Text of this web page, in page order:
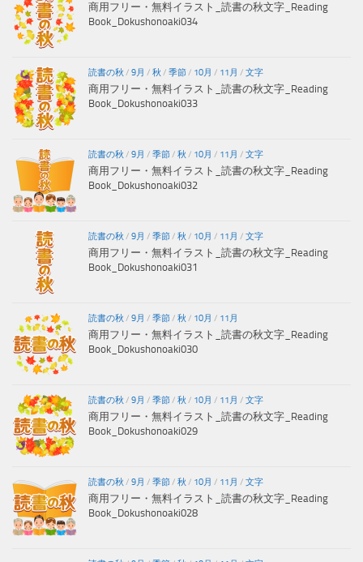
商用フリー・無料イラスト_読書の秋文字_Reading
Book_Dokushonoaki034
読書の秋 / 9月 / 秋 / 季節/ 10月 / 11月 / 文字
商用フリー・無料イラスト_読書の秋文字_Reading
Book_Dokushonoaki033
読書の秋 / 9月 / 季節/ 秋 / 10月 / 11月 / 文字
商用フリー・無料イラスト_読書の秋文字_Reading
Book_Dokushonoaki032
読書の秋 / 9月 / 季節/ 秋 / 10月 / 11月 / 文字
商用フリー・無料イラスト_読書の秋文字_Reading
Book_Dokushonoaki031
読書の秋 / 9月 / 季節/ 秋 / 10月 / 11月
商用フリー・無料イラスト_読書の秋文字_Reading
Book_Dokushonoaki030
読書の秋 / 9月 / 季節/ 秋 / 10月 / 11月 / 文字
商用フリー・無料イラスト_読書の秋文字_Reading
Book_Dokushonoaki029
読書の秋 / 9月 / 季節/ 秋 / 10月 / 11月 / 文字
商用フリー・無料イラスト_読書の秋文字_Reading
Book_Dokushonoaki028